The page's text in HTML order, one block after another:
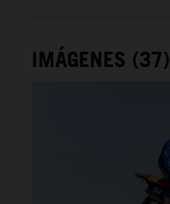
IMÁGENES (37)